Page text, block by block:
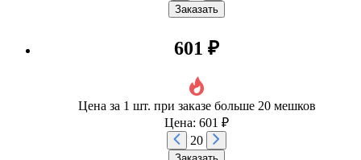
Заказать
601 ₽
Цена за 1 шт. при заказе больше 20 мешков
Цена: 601 ₽
20